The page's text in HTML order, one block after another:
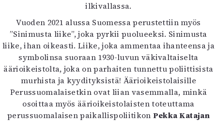
ilkivallassa.
Vuoden 2021 alussa Suomessa perustettiin myös
”Sinimusta liike”, joka pyrkii puolueeksi. Sinimusta
liike, ihan oikeasti. Liike, joka ammentaa ihanteensa ja
symbolinsa suoraan 1930-luvun väkivaltaiselta
äärioikeistolta, joka on parhaiten tunnettu poliittisista
murhista ja kyydityksistä! Äärioikeistolaisille
Perussuomalaisetkin ovat liian vasemmalla, minkä
osoittaa myös äärioikeistolaisten toteuttama
perussuomalaisen paikallispoliitikon Pekka Katajan